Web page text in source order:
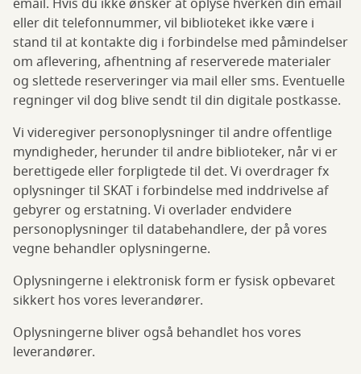
email. Hvis du ikke ønsker at oplyse hverken din email
eller dit telefonnummer, vil biblioteket ikke være i
stand til at kontakte dig i forbindelse med påmindelser
om aflevering, afhentning af reserverede materialer
og slettede reserveringer via mail eller sms. Eventuelle
regninger vil dog blive sendt til din digitale postkasse.
Vi videregiver personoplysninger til andre offentlige
myndigheder, herunder til andre biblioteker, når vi er
berettigede eller forpligtede til det. Vi overdrager fx
oplysninger til SKAT i forbindelse med inddrivelse af
gebyrer og erstatning. Vi overlader endvidere
personoplysninger til databehandlere, der på vores
vegne behandler oplysningerne.
Oplysningerne i elektronisk form er fysisk opbevaret
sikkert hos vores leverandører.
Oplysningerne bliver også behandlet hos vores
leverandører.